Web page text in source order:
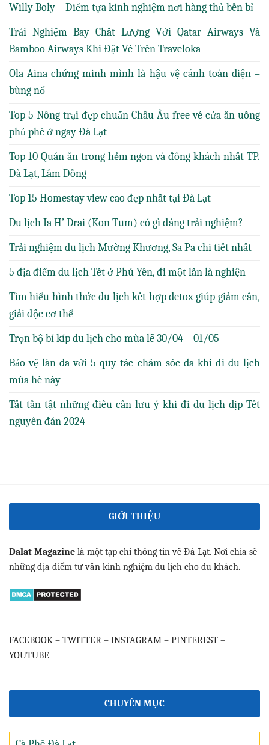
Willy Boly – Điểm tựa kinh nghiệm nơi hàng thủ bền bỉ
Trải Nghiệm Bay Chất Lượng Với Qatar Airways Và
Bamboo Airways Khi Đặt Vé Trên Traveloka
Ola Aina chứng minh mình là hậu vệ cánh toàn diện –
bùng nổ
Top 5 Nông trại đẹp chuẩn Châu Âu free vé cửa ăn uống
phủ phê ở ngay Đà Lạt
Top 10 Quán ăn trong hẻm ngon và đông khách nhất TP.
Đà Lạt, Lâm Đồng
Top 15 Homestay view cao đẹp nhất tại Đà Lạt
Du lịch Ia H’ Drai (Kon Tum) có gì đáng trải nghiệm?
Trải nghiệm du lịch Mường Khương, Sa Pa chi tiết nhất
5 địa điểm du lịch Tết ở Phú Yên, đi một lần là nghiện
Tìm hiểu hình thức du lịch kết hợp detox giúp giảm cân,
giải độc cơ thể
Trọn bộ bí kíp du lịch cho mùa lễ 30/04 – 01/05
Bảo vệ làn da với 5 quy tắc chăm sóc da khi đi du lịch
mùa hè này
Tất tần tật những điều cần lưu ý khi đi du lịch dịp Tết
nguyên đán 2024
GIỚI THIỆU
Dalat Magazine là một tạp chí thông tin về Đà Lạt. Nơi chia sẽ
những địa điểm tư vấn kinh nghiệm du lịch cho du khách.
FACEBOOK – TWITTER – INSTAGRAM – PINTEREST –
YOUTUBE
CHUYÊN MỤC